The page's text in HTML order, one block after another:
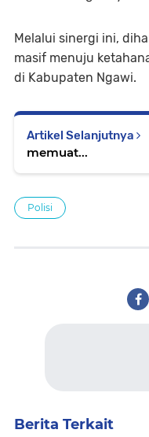
Melalui sinergi ini,
masif menuju
di Kabupaten Ngawi.
Artikel Selanjutnya
memuat...
Polisi
Berita Terkait